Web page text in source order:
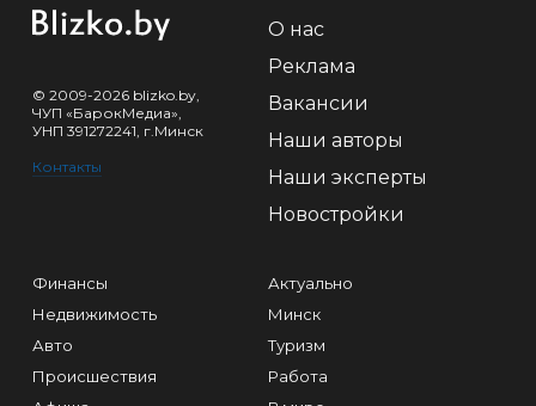
© 2009-2026 blizko.by,
ЧУП «БарокМедиа»,
УНП 391272241, г.Минск
Контакты
О нас
Реклама
Вакансии
Наши авторы
Наши эксперты
Новостройки
Финансы
Недвижимость
Авто
Происшествия
Актуально
Минск
Туризм
Работа